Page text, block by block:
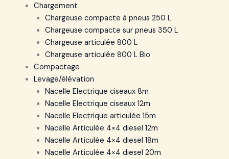
Chargement
Chargeuse compacte à pneus 250 L
Chargeuse compacte sur pneus 350 L
Chargeuse articulée 800 L
Chargeuse articulée 800 L Bio
Compactage
Levage/élévation
Nacelle Electrique ciseaux 8m
Nacelle Electrique ciseaux 12m
Nacelle Electrique articulée 15m
Nacelle Articulée 4×4 diesel 12m
Nacelle Articulée 4×4 diesel 18m
Nacelle Articulée 4×4 diesel 20m